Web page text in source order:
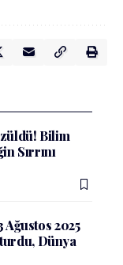
Bilim
Sırrını
Ağustos 2025
Dünya